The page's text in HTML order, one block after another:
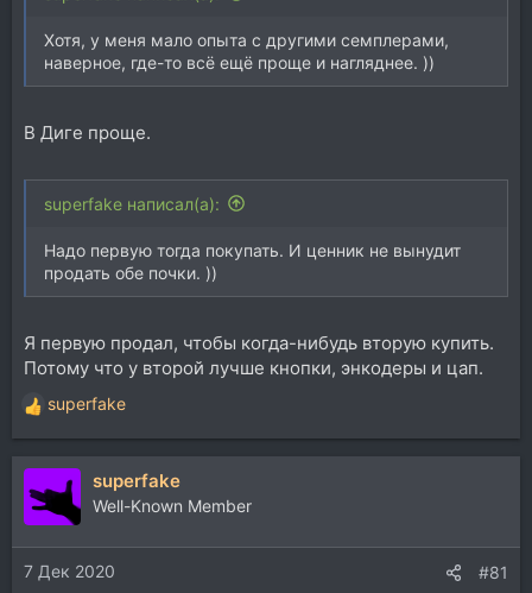
Хотя, у меня мало опыта с другими семплерами,
наверное, где-то всё ещё проще и нагляднее. ))
В Диге проще.
superfake написал(а):
Надо первую тогда покупать. И ценник не вынудит
продать обе почки. ))
Я первую продал, чтобы когда-нибудь вторую купить.
Потому что у второй лучше кнопки, энкодеры и цап.
Р
е
а
ц
и
и
:
superfake
superfake
Well-Known Member
7 Дек 2020 #81